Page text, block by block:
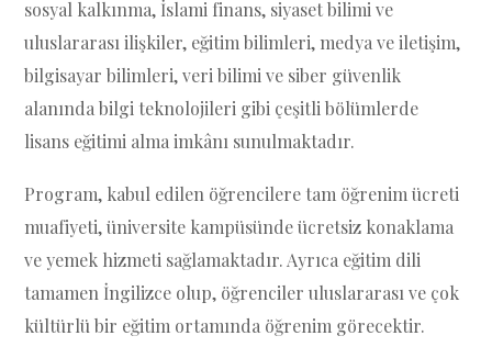
sosyal kalkınma, İslami finans, siyaset bilimi ve
uluslararası ilişkiler, eğitim bilimleri, medya ve iletişim,
bilgisayar bilimleri, veri bilimi ve siber güvenlik
alanında bilgi teknolojileri gibi çeşitli bölümlerde
lisans eğitimi alma imkânı sunulmaktadır.
Program, kabul edilen öğrencilere tam öğrenim ücreti
muafiyeti, üniversite kampüsünde ücretsiz konaklama
ve yemek hizmeti sağlamaktadır. Ayrıca eğitim dili
tamamen İngilizce olup, öğrenciler uluslararası ve çok
kültürlü bir eğitim ortamında öğrenim görecektir.